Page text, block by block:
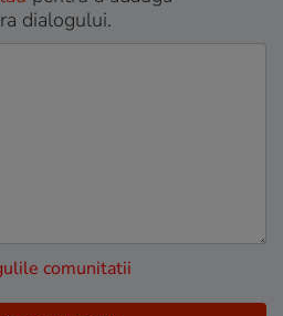
dialogului.
comunitatii